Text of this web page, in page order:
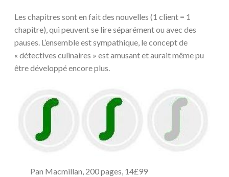
Les chapitres sont en fait des nouvelles (1 client = 1
chapitre), qui peuvent se lire séparément ou avec des
pauses. L’ensemble est sympathique, le concept de
« détectives culinaires » est amusant et aurait même pu
être développé encore plus.
Pan Macmillan, 200 pages, 14£99